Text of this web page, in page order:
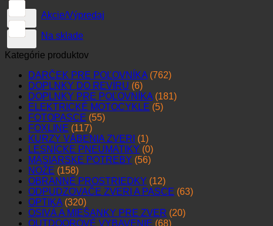
Akcie/Výpredaj
Na sklade
Kategórie produktov
DARČEK PRE POĽOVNÍKA (762)
DOPLNKY DO REVÍRU (6)
DOPLNKY PRE POĽOVNÍKA (181)
ELEKTRICKÉ MOTOCYKLE (5)
FOTOPASCE (55)
FOXLINE (117)
KURZY VÁBENIA ZVERI (1)
LESNÍCKE PNEUMATIKY (0)
MÄSIARSKE POTREBY (56)
NOŽE (158)
OBRANNÉ PROSTRIEDKY (12)
ODPUDZOVAČE ZVERI A PASCE (63)
OPTIKA (320)
OSIVÁ A MIEŠANKY PRE ZVER (20)
OUTDOOROVÉ VYBAVENIE (68)